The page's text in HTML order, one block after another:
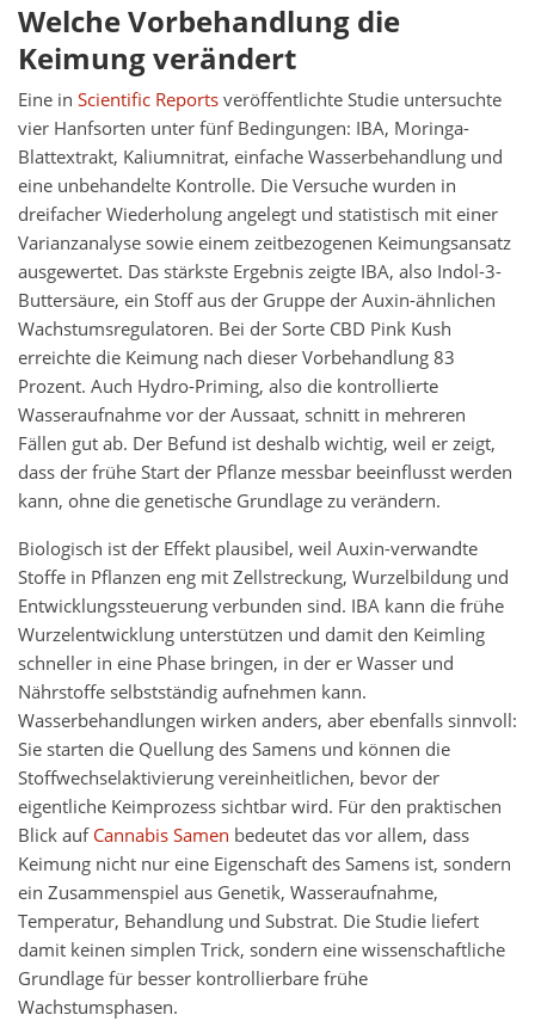
Welche Vorbehandlung die
Keimung verändert
Eine in Scientific Reportsveröffentlichte Studie untersuchte
vier Hanfsorten unter fünf Bedingungen: IBA, Moringa-
Blattextrakt, Kaliumnitrat, einfache Wasserbehandlung und
eine unbehandelte Kontrolle. Die Versuche wurden in
dreifacher Wiederholung angelegt und statistisch mit einer
Varianzanalyse sowie einem zeitbezogenen Keimungsansatz
ausgewertet. Das stärkste Ergebnis zeigte IBA, also Indol-3-
Buttersäure, ein Stoff aus der Gruppe der Auxin-ähnlichen
Wachstumsregulatoren. Bei der Sorte CBD Pink Kush
erreichte die Keimung nach dieser Vorbehandlung 83
Prozent. Auch Hydro-Priming, also die kontrollierte
Wasseraufnahme vor der Aussaat, schnitt in mehreren
Fällen gut ab. Der Befund ist deshalb wichtig, weil er zeigt,
dass der frühe Start der Pflanze messbar beeinflusst werden
kann, ohne die genetische Grundlage zu verändern.
Biologisch ist der Effekt plausibel, weil Auxin-verwandte
Stoffe in Pflanzen eng mit Zellstreckung, Wurzelbildung und
Entwicklungssteuerung verbunden sind. IBA kann die frühe
Wurzelentwicklung unterstützen und damit den Keimling
schneller in eine Phase bringen, in der er Wasser und
Nährstoffe selbstständig aufnehmen kann.
Wasserbehandlungen wirken anders, aber ebenfalls sinnvoll:
Sie starten die Quellung des Samens und können die
Stoffwechselaktivierung vereinheitlichen, bevor der
eigentliche Keimprozess sichtbar wird. Für den praktischen
Blick aufCannabis Samen bedeutet das vor allem, dass
Keimung nicht nur eine Eigenschaft des Samens ist, sondern
ein Zusammenspiel aus Genetik, Wasseraufnahme,
Temperatur, Behandlung und Substrat. Die Studie liefert
damit keinen simplen Trick, sondern eine wissenschaftliche
Grundlage für besser kontrollierbare frühe
Wachstumsphasen.